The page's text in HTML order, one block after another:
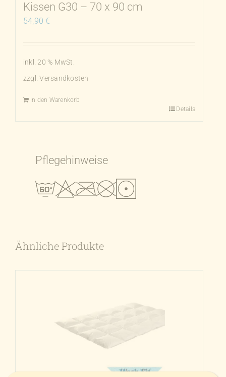
Kissen G30 – 70 x 90 cm
54,90€
inkl. 20 % MwSt.
zzgl.Versandkosten
In den Warenkorb
Details
Pflegehinweise
Ähnliche Produkte